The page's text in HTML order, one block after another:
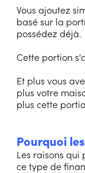
Vous ajoutez
basé sur la
possédez déjà.
Cette portion
Et plus vous
plus votre
plus cette
Pourquoi
Les raisons
ce type de